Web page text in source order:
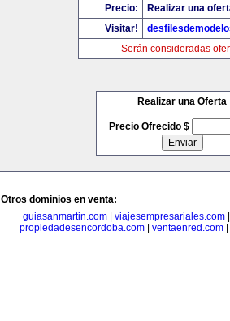
Precio:
Realizar una
Visitar!
Serán consideradas
Realizar una Oferta
Precio Ofrecido $
Otros dominios en venta:
guiasanmartin.com| viajesempresariales.com
propiedadesencordoba.com
ventaenred.com